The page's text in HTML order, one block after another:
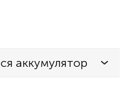
аккумулятор